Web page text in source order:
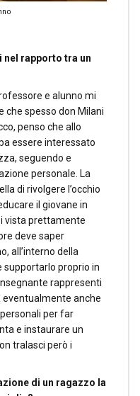
nel rapporto tra un
e alunno mi
che spesso don Milani
penso che allo
essere interessato
seguendo e
personale. La
di rivolgere l’occhio
il giovane in
vista prettamente
deve saper
all’interno della
supportarlo proprio in
rappresenti
eventualmente anche
per far
e instaurare un
tralasci però i
di un ragazzo la